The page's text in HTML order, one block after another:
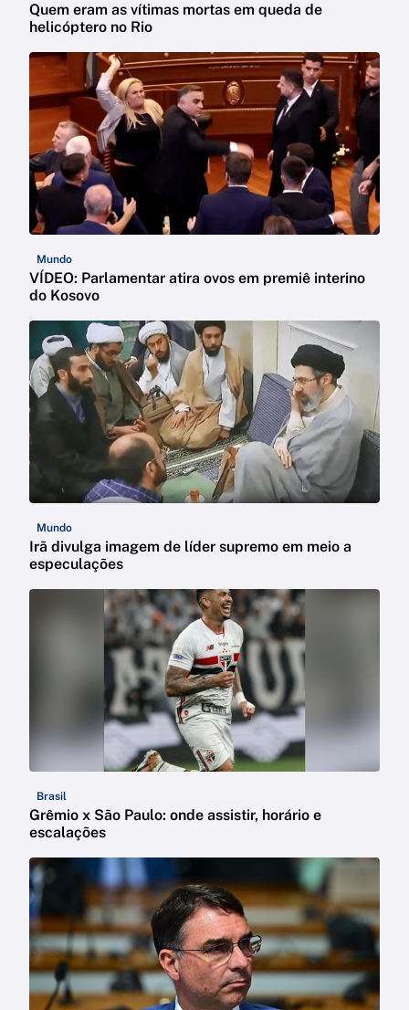
Quem eram as vítimas mortas em queda de
helicóptero no Rio
Mundo
VÍDEO: Parlamentar atira ovos em premiê interino
do Kosovo
Mundo
Irã divulga imagem de líder supremo em meio a
especulações
Brasil
Grêmio x São Paulo: onde assistir, horário e
escalações